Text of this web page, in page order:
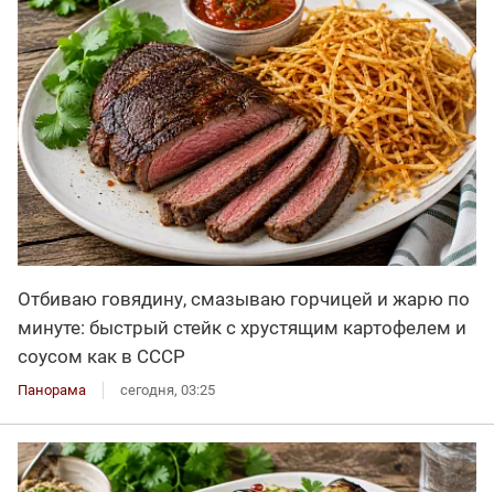
Отбиваю говядину, смазываю горчицей и жарю по
минуте: быстрый стейк с хрустящим картофелем и
соусом как в СССР
Панорама сегодня, 03:25